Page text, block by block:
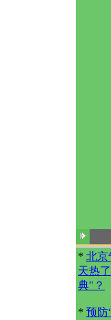
* 北京
天热
典"？
* 预防